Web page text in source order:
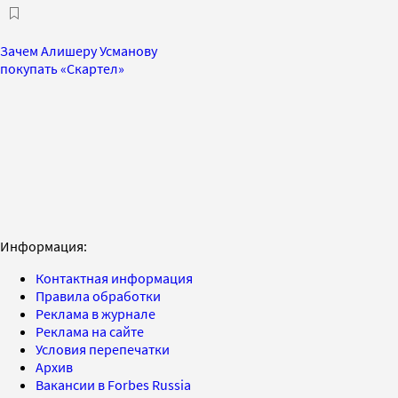
Зачем Алишеру Усманову
покупать «Скартел»
Информация:
Контактная информация
Правила обработки
Реклама в журнале
Реклама на сайте
Условия перепечатки
Архив
Вакансии в Forbes Russia